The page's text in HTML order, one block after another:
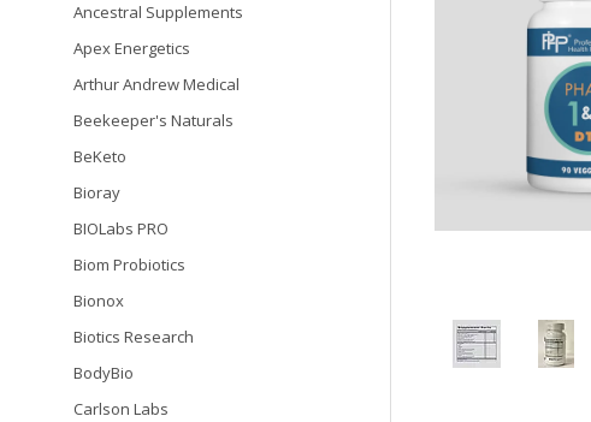
Ancestral Supplements
Apex Energetics
Arthur Andrew Medical
Beekeeper's Naturals
BeKeto
Bioray
BIOLabs PRO
Biom Probiotics
Bionox
Biotics Research
BodyBio
Carlson Labs